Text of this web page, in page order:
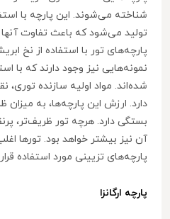
شناخته می‌شوند. این پارچه با
تولید می‌شود که باعث تفاوت
پارچه‌های تور با استفاده از نخ
نمونه‌هایی نیز وجود دارند که با
شده‌اند. مواد اولیه سازنده
دارد. ارزش این پارچه‌ها، به
بستگی دارد. هرچه تور ظریف‌تر،
آن نیز بیشتر خواهد بود. تورها
پارچه‌های تزیینی مورد استفاده
پارچه ارگانزا